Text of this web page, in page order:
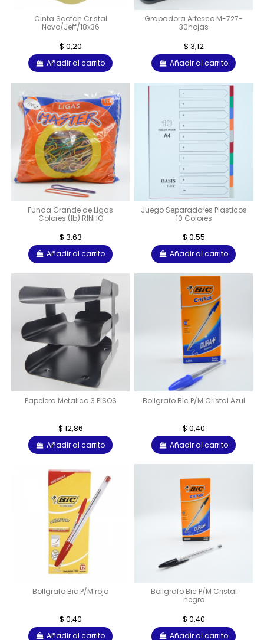
Cinta Scotch Cristal
Novo/Jeff/18x36
$ 0,20
Añadir al carrito
Grapadora Artesco M-727-
30hojas
$ 3,12
Añadir al carrito
Funda Grande de Ligas
Colores (lb) RINHO
$ 3,63
Añadir al carrito
Juego Separadores Plasticos
10 Colores
$ 0,55
Añadir al carrito
Papelera Metalica 3 PISOS
$ 12,86
Añadir al carrito
BolIgrafo Bic P/M Cristal Azul
$ 0,40
Añadir al carrito
BolIgrafo Bic P/M rojo
$ 0,40
Añadir al carrito
BolIgrafo Bic P/M Cristal
negro
$ 0,40
Añadir al carrito